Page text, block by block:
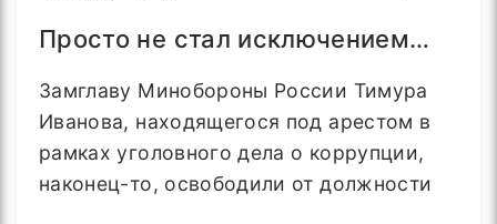
Просто не стал исключением…
Замглаву Минобороны России Тимура
Иванова, находящегося под арестом в
рамках уголовного дела о коррупции,
наконец-то, освободили от должности